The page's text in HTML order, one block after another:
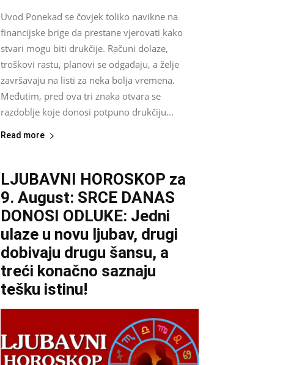
Uvod Ponekad se čovjek toliko navikne na
financijske brige da prestane vjerovati kako
stvari mogu biti drukčije. Računi dolaze,
troškovi rastu, planovi se odgađaju, a želje
završavaju na listi za neka bolja vremena.
Međutim, pred ova tri znaka otvara se
razdoblje koje donosi potpuno drukčiju...
Read more
LJUBAVNI HOROSKOP za
9. August: SRCE DANAS
DONOSI ODLUKE: Jedni
ulaze u novu ljubav, drugi
dobivaju drugu šansu, a
treći konačno saznaju
tešku istinu!